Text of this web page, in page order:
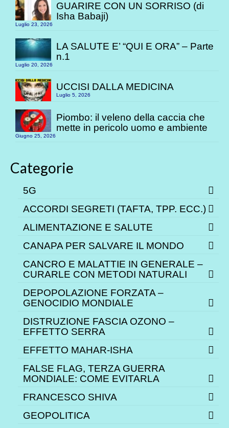
GUARIRE CON UN SORRISO (di
Isha Babaji)
Luglio 23, 2026
LA SALUTE E’ “QUI E ORA” – Parte
n.1
Luglio 20, 2026
UCCISI DALLA MEDICINA
Luglio 5, 2026
Piombo: il veleno della caccia che
mette in pericolo uomo e ambiente
Giugno 25, 2026
Categorie
5G
ACCORDI SEGRETI (TAFTA, TPP. ECC.)
ALIMENTAZIONE E SALUTE
CANAPA PER SALVARE IL MONDO
CANCRO E MALATTIE IN GENERALE –
CURARLE CON METODI NATURALI
DEPOPOLAZIONE FORZATA –
GENOCIDIO MONDIALE
DISTRUZIONE FASCIA OZONO –
EFFETTO SERRA
EFFETTO MAHAR-ISHA
FALSE FLAG, TERZA GUERRA
MONDIALE: COME EVITARLA
FRANCESCO SHIVA
GEOPOLITICA